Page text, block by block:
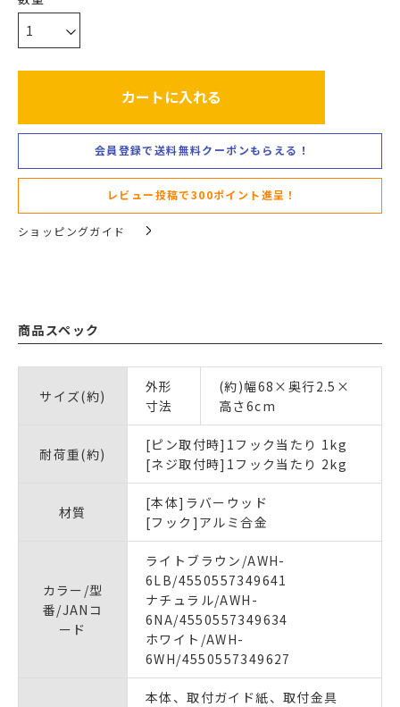
カートに入れる
会員登録で送料無料クーポンもらえる！
レビュー投稿で300ポイント進呈！
ショッピングガイド
商品スペック
サイズ(約)
外形
寸法
(約)幅68×奥行2.5×
高さ6cm
耐荷重(約)
[ピン取付時]1フック当たり 1kg
[ネジ取付時]1フック当たり 2kg
材質
[本体]ラバーウッド
[フック]アルミ合金
カラー/型
番/JANコ
ード
ライトブラウン/AWH-
6LB/4550557349641
ナチュラル/AWH-
6NA/4550557349634
ホワイト/AWH-
6WH/4550557349627
本体、取付ガイド紙、取付金具